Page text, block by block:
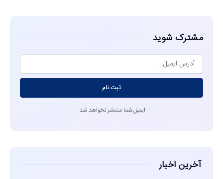
مشترک شوید
ثبت نام
ایمیل شما منتشر نخواهد شد.
آخرین اخبار